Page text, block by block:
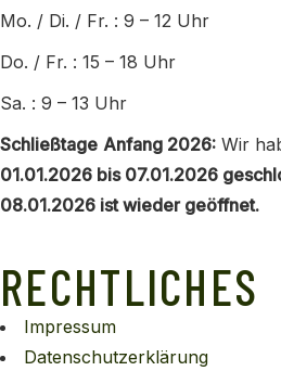
Mo. / Di. / Fr. : 9 – 12 Uhr
Do. / Fr. : 15 – 18 Uhr
Sa. : 9 – 13 Uhr
Schließtage Anfang 2026: Wir
01.01.2026 bis 07.01.2026
08.01.2026 ist wieder geöffnet.
RECHTLICHES
Impressum
Datenschutzerklärung